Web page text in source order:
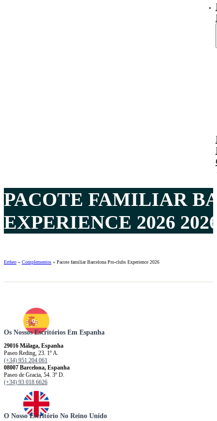
PACOTE FAMILIAR
EXPERIENCE 2026
Ertheo » Complementos » Pacote familiar Barcelona Pro-clubs Experience 2026
Os Nossos Escritórios Em Espanha
29016 Málaga, Espanha
Paseo Reding, 23. 1º A.
(+34) 951 204 061
08007 Barcelona, ​​​​​Espanha
Paseo de Gracia, 54. 3º D.
(+34) 93 018 6626
O Nosso Escritório No Reino Unido